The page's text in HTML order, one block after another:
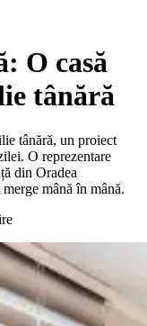
O casă
tânără
tânără, un proiect
O reprezentare
din Oradea
mână în mână.